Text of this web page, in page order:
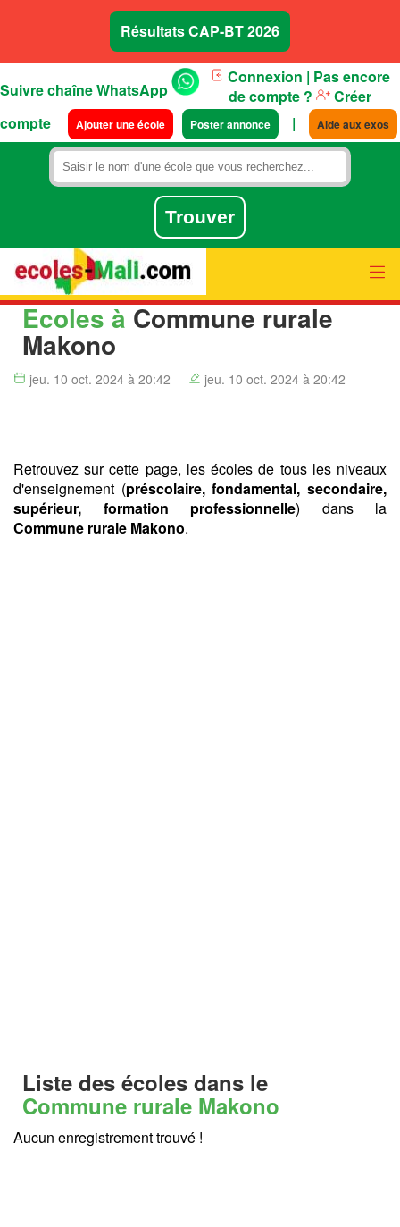
Résultats CAP-BT 2026
Suivre chaîne WhatsApp
Connexion | Pas encore
de compte ?
Créer
compte
Ajouter une école Poster annonce | Aide aux exos
Ecoles à Commune rurale
Makono
jeu. 10 oct. 2024 à 20:42 jeu. 10 oct. 2024 à 20:42
Retrouvez sur cette page, les écoles de tous les niveaux
d'enseignement (préscolaire, fondamental, secondaire,
supérieur, formation professionnelle) dans la
Commune rurale Makono.
Liste des écoles dans le
Commune rurale Makono
Aucun enregistrement trouvé !